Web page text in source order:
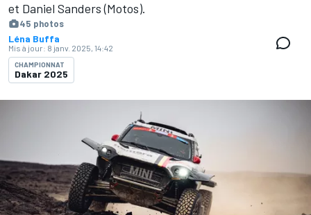
et Daniel Sanders (Motos).
45 photos
Léna Buffa
Mis à jour: 8 janv. 2025, 14:42
CHAMPIONNAT
Dakar 2025